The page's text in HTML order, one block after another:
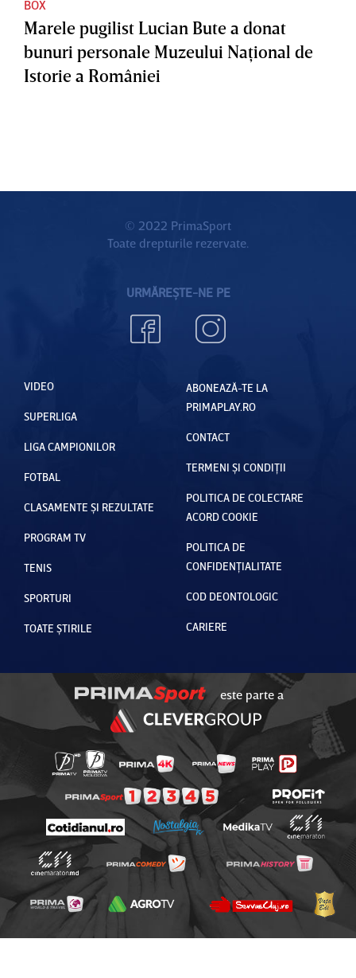
BOX
Marele pugilist Lucian Bute a donat
bunuri personale Muzeului Naţional de
Istorie a României
© 2022 PrimaSport
Toate drepturile rezervate.
URMĂREȘTE-NE PE
VIDEO
SUPERLIGA
LIGA CAMPIONILOR
FOTBAL
CLASAMENTE ȘI REZULTATE
PROGRAM TV
TENIS
SPORTURI
TOATE ȘTIRILE
ABONEAZĂ-TE LA
PRIMAPLAY.RO
CONTACT
TERMENI ȘI CONDIȚII
POLITICA DE COLECTARE
ACORD COOKIE
POLITICA DE
CONFIDENȚIALITATE
COD DEONTOLOGIC
CARIERE
este parte a